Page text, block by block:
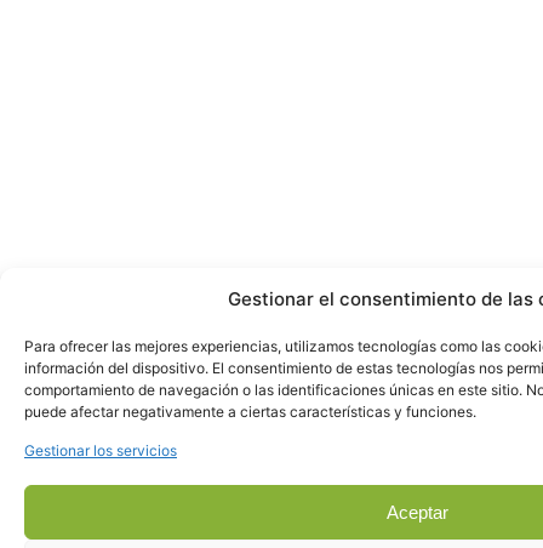
Gestionar el consentimiento de las
Para ofrecer las mejores experiencias, utilizamos tecnologías como las
información del dispositivo. El consentimiento de estas tecnologías nos
comportamiento de navegación o las identificaciones únicas en este sitio.
puede afectar negativamente a ciertas características y funciones.
Gestionar los servicios
Aceptar